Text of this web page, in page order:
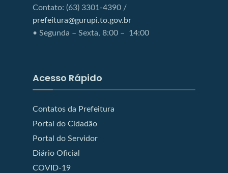
Contato: (63) 3301-4390 /
prefeitura@gurupi.to.gov.br
• Segunda – Sexta, 8:00 – 14:00
Acesso Rápido
Contatos da Prefeitura
Portal do Cidadão
Portal do Servidor
Diário Oficial
COVID-19